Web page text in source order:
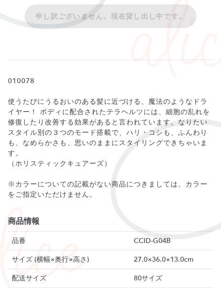
申し訳ございません。現在貸し出し中です。
010078
使うたびにうるおいのある髪に近づける、魔法のようなドラ
イヤー！ ボディに配合されたテラヘルツには、細胞の乱れを
修復したり改善する効果があると言われています。なりたい
スタイル別の３つのモード搭載で、ハリ・コシも、ふんわり
も、なめらかさも、思いのままにスタイリングできちゃいま
す。
（ホリスティックキュアーズ）
※カラーについての記載がない商品につきましては、カラー
をご指定いただけません。
商品情報
品番
CCID-G04B
サイズ (横幅×奥行×高さ)
27.0×36.0×13.0cm
配送サイズ
80サイズ